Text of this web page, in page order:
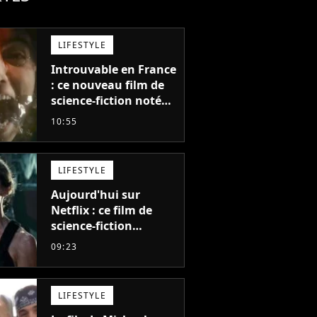
LIFESTYLE
Introuvable en France
: ce nouveau film de
science-fiction noté
55% est décrit comme
l'année"
10:55
LIFESTYLE
Aujourd'hui sur
Netflix : ce film de
science-fiction
totalement oublié est
meilleurs des années
2010
09:23
LIFESTYLE